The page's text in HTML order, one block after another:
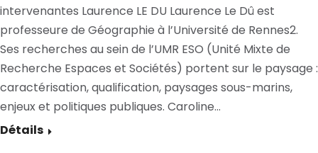
intervenantes Laurence LE DU Laurence Le Dû est
professeure de Géographie à l’Université de Rennes2.
Ses recherches au sein de l’UMR ESO (Unité Mixte de
Recherche Espaces et Sociétés) portent sur le paysage :
caractérisation, qualification, paysages sous-marins,
enjeux et politiques publiques. Caroline…
Détails